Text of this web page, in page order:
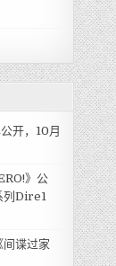
开，10月
》公
列Dire1
间谍过家